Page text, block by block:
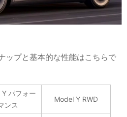
ップと基本的な性能はこちらで
パフォー
ンス
Model Y RWD